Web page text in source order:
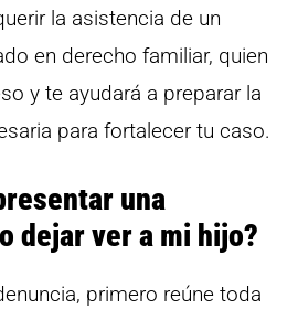
la asistencia de un
en derecho familiar, quien
y te ayudará a preparar la
para fortalecer tu caso.
una
dejar ver a mi hijo?
primero reúne toda